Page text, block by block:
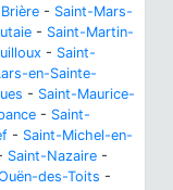
- Saint-Mars-
- Saint-Martin-
- Saint-
en-Sainte-
- Saint-Maurice-
- Saint-
- Saint-Michel-en-
Saint-Nazaire -
des-Toits -